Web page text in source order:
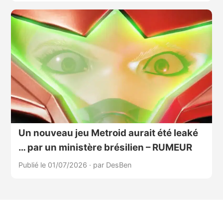
Un nouveau jeu Metroid aurait été leaké
… par un ministère brésilien – RUMEUR
Publié le 01/07/2026 · par DesBen